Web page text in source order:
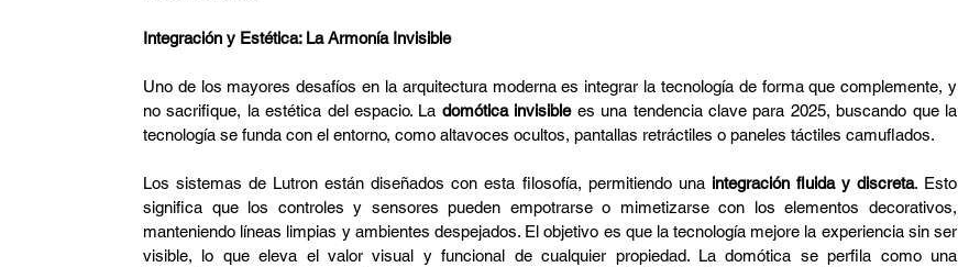
Integración y Estética: La Armonía Invisible
Uno de los mayores desafíos en la arquitectura moderna es integrar la tecnología de forma que complemente, y
no sacrifique, la estética del espacio. La domótica invisible es una tendencia clave para 2025, buscando que la
tecnología se funda con el entorno, como altavoces ocultos, pantallas retráctiles o paneles táctiles camuflados.
Los sistemas de Lutron están diseñados con esta filosofía, permitiendo una integración fluida y discreta. Esto
significa que los controles y sensores pueden empotrarse o mimetizarse con los elementos decorativos,
manteniendo líneas limpias y ambientes despejados. El objetivo es que la tecnología mejore la experiencia sin ser
visible, lo que eleva el valor visual y funcional de cualquier propiedad. La domótica se perfila como una